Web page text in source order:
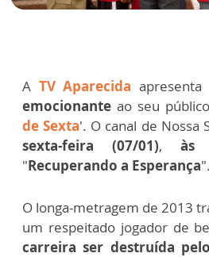
A TV Aparecida
emocionante ao seu
de Sexta'. O canal de Nossa
sexta-feira (07/01),às
"Recuperando a Esperança".
O longa-metragem de 2013
um respeitado jogador de
carreira ser destruída